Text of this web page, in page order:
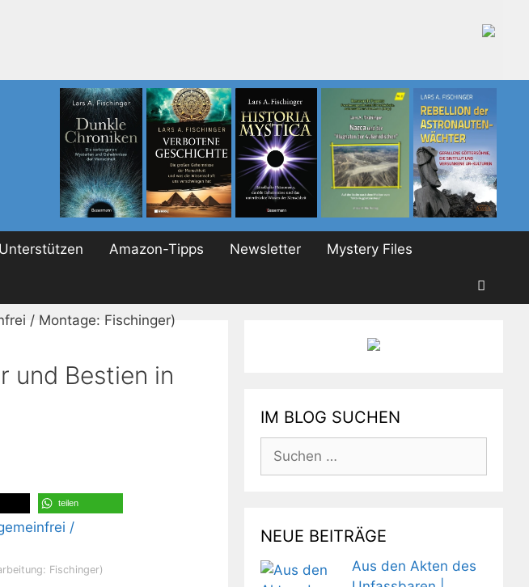
Unterstützen Amazon-Tipps Newsletter Mystery Files
und Bestien in
teilen
Fischinger)
IM BLOG SUCHEN
Suchen
nach:
NEUE BEITRÄGE
Aus den Akten des